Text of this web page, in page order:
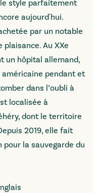
style parfaitement
aujourd'hui.
par un notable
Au XXe
un hôpital allemand,
américaine pendant et
dans l’oubli à
localisée à
dont le territoire
2019, elle fait
pour la sauvegarde du